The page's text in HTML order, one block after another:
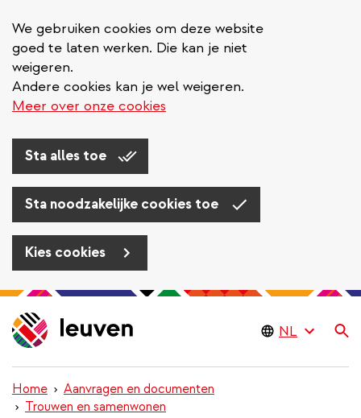
We gebruiken cookies om deze website
goed te laten werken. Die kan je niet
weigeren.
Andere cookies kan je wel weigeren.
Meer over onze cookies
Sta alles toe
Sta noodzakelijke cookies toe
Kies cookies
Overslaan
en
naar
inhoud
gaan
Home
Aanvragen en documenten
Trouwen en samenwonen